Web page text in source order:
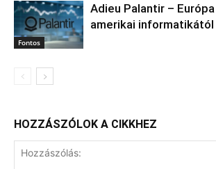
Fontos
Adieu Palantir –
amerikai
HOZZÁSZÓLOK A CIKKHEZ